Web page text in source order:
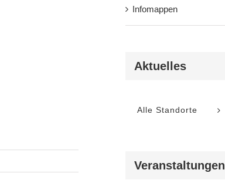
Infomappen
Aktuelles
Alle Standorte
Veranstaltungen